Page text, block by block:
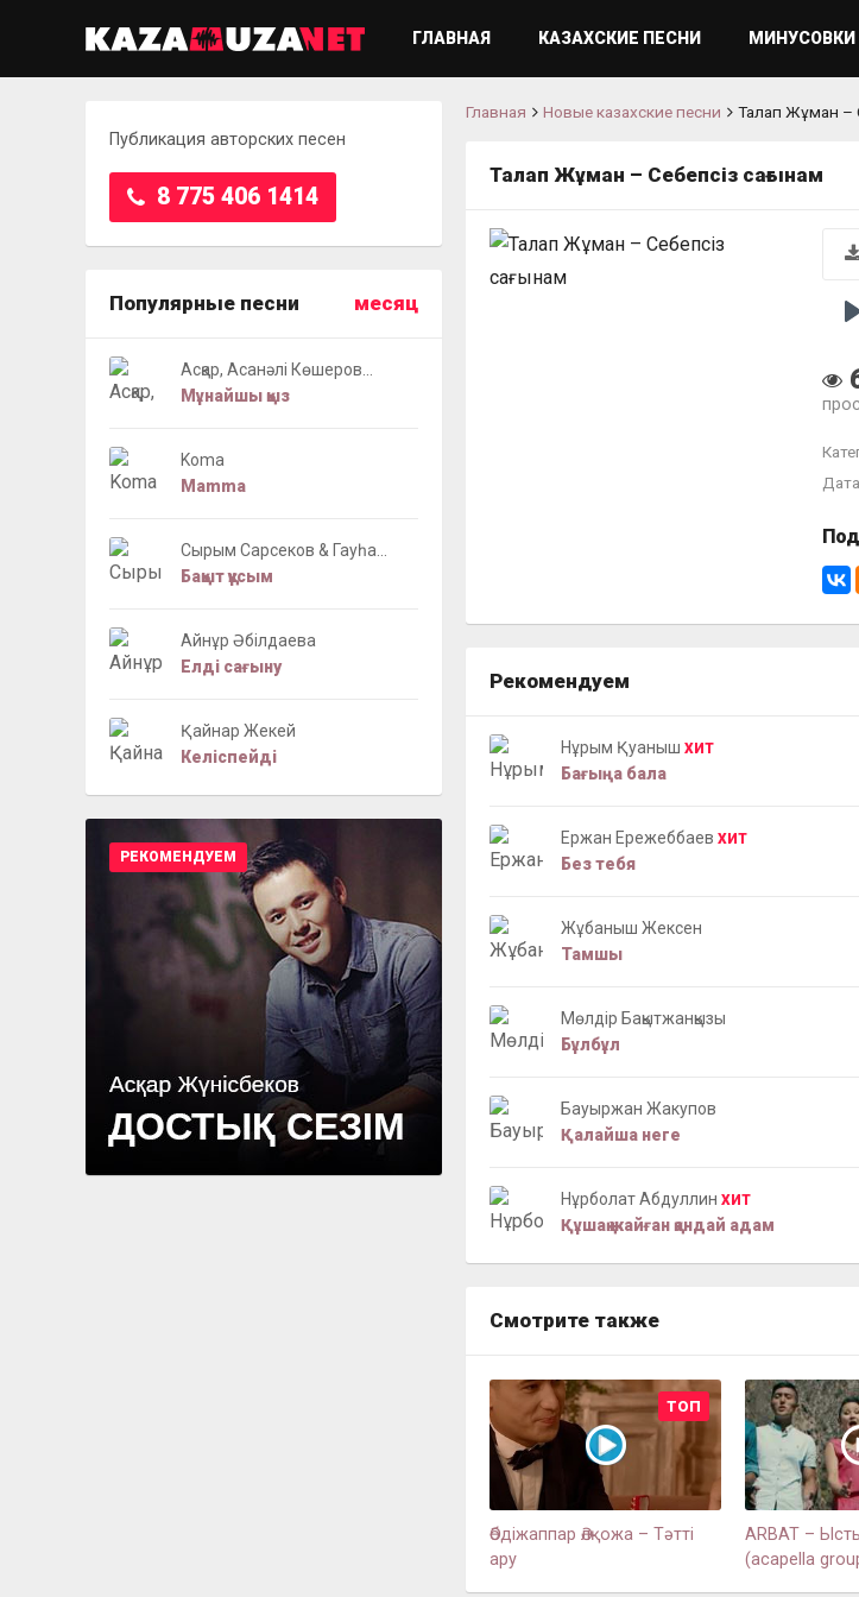
ГЛАВНАЯ КАЗАХСКИЕ ПЕСНИ МИНУСОВКИ
Публикация авторских песен
8 775 406 1414
Популярные песни месяц
Асқар, Асанәлі Көшеров...
Мұнайшы қыз
Koma
Mamma
Сырым Сарсеков & Гауһа...
Бақыт құсым
Айнұр Әбілдаева
Елді сағыну
Қайнар Жекей
Келіспейді
РЕКОМЕНДУЕМ
Главная Новые казахские песни Талап Жұман –
Талап Жұман – Себепсіз сағынам
Рекомендуем
Нұрым Қуаныш ХИТ
Бағыңа бала
Ержан Ережеббаев ХИТ
Без тебя
Жұбаныш Жексен
Тамшы
Мөлдір Бақытжанқызы
Бұлбұл
Бауыржан Жакупов
Қалайша неге
Нұрболат Абдуллин ХИТ
Құшақ жайған қандай адам
Смотрите также
ТОП
Әбдіжаппар Әлқожа – Тәтті
ару
ARBAT –
(acapella